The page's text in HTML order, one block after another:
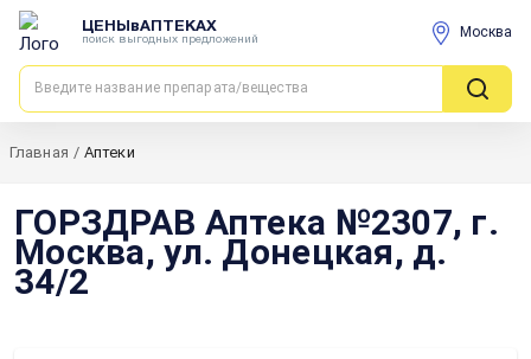
ЦЕНЫвАПТЕКАХ
поиск выгодных предложений Москва
Главная / Аптеки
ГОРЗДРАВ Аптека №2307, г.
Москва, ул. Донецкая, д.
34/2